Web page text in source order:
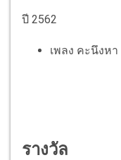
ปี 2562
เพลง คะนึงหา
รางวัล